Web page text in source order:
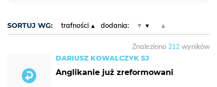
SORTUJ WG: trafności dodania: ▼ ▲
Znaleziono 212 wyników
DARIUSZ KOWALCZYK SJ
Anglikanie już zreformowani